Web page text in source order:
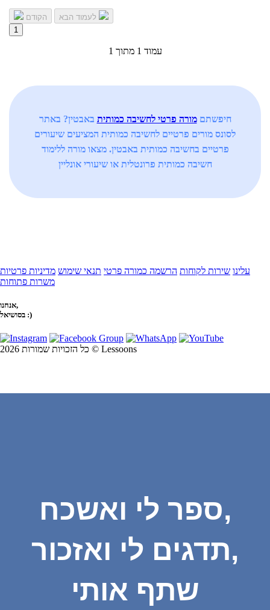
הקודם
1
עמוד 1 מתוך 1
חיפשתםמורה פרטי לחשיבה כמותית באבטין? באתר
לסונס מורים פרטיים לחשיבה כמותית המציעים שיעורים
פרטיים בחשיבה כמותית באבטין. מצאו מורה ללימוד
חשיבה כמותית פרונטלית או שיעורי אונליין
עלינו שירות לקוחות הרשמה כמורה פרטי תנאי שימוש מדיניות פרטיות
משרות פתוחות
אנחנו,
בסושיאל :)
כל הזכויות שמורות 2026 © Lessoons
ספר לי ואשכח,
תדגים לי ואזכור,
שתף אותי